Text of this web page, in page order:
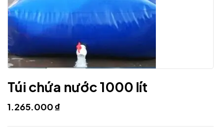
Túi chứa nước 1000 lít
1.265.000₫